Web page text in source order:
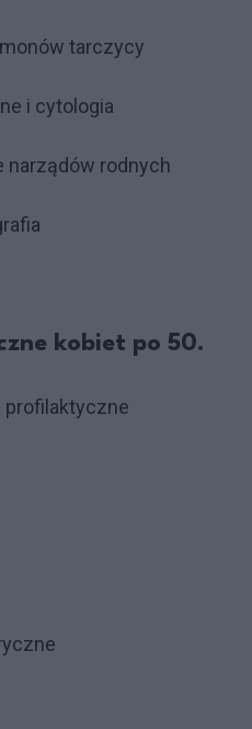
tarczycy
i cytologia
narządów rodnych
kobiet po 50.
profilaktyczne